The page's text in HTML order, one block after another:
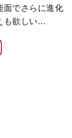
面でさらに進化
も欲しい...